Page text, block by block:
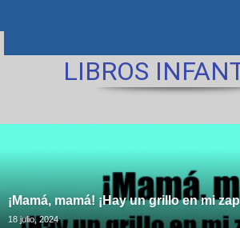
LIBROS
¡Mamá, mamá! ¡Hay un grillo en mi
18 julio, 2024